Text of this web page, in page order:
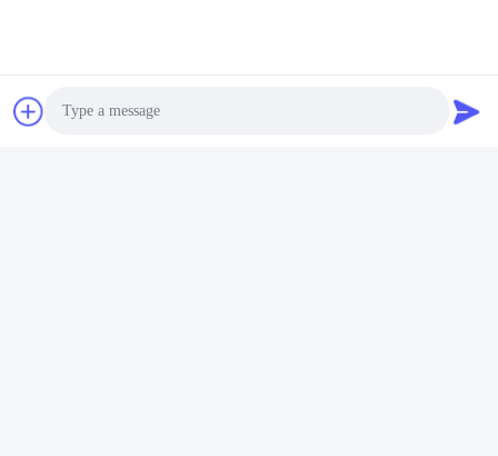
เลขที่ 002 เลขที่ 2 สวนอุตสาหกรรม Luoge Sanyachong, เมือง